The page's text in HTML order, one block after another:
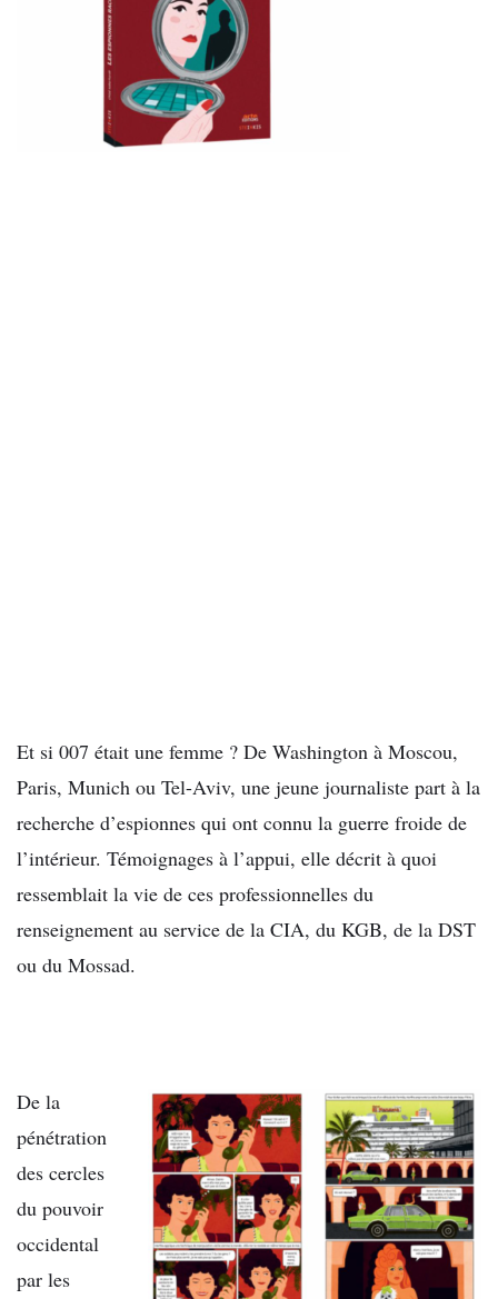
Et si 007 était une femme ? De Washington à Moscou,
Paris, Munich ou Tel-Aviv, une jeune journaliste part à la
recherche d’espionnes qui ont connu la guerre froide de
l’intérieur. Témoignages à l’appui, elle décrit à quoi
ressemblait la vie de ces professionnelles du
renseignement au service de la CIA, du KGB, de la DST
ou du Mossad.
De la
pénétration
des cercles
du pouvoir
occidental
par les